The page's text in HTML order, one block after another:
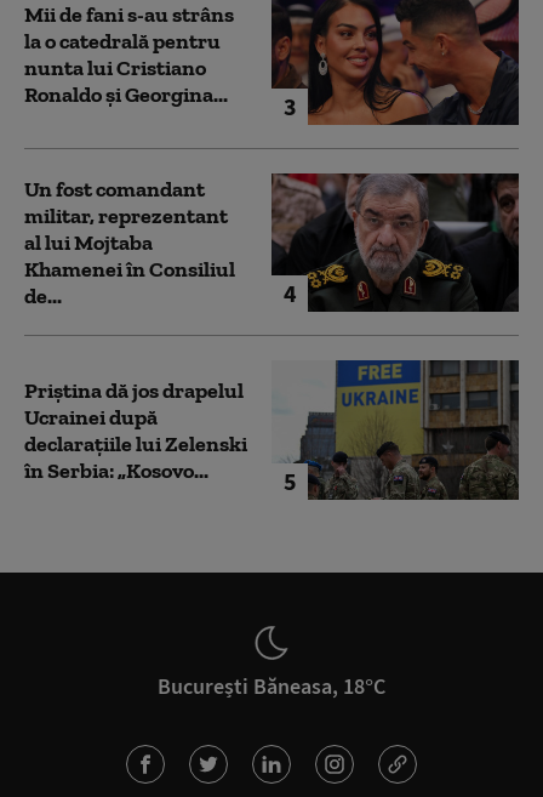
3
Mii de fani s-au strâns
la o catedrală pentru
nunta lui Cristiano
Ronaldo şi Georgina...
4
Un fost comandant
militar, reprezentant
al lui Mojtaba
Khamenei în Consiliul
de...
5
Priștina dă jos drapelul
Ucrainei după
declarațiile lui Zelenski
în Serbia: „Kosovo...
București Băneasa, 18°C